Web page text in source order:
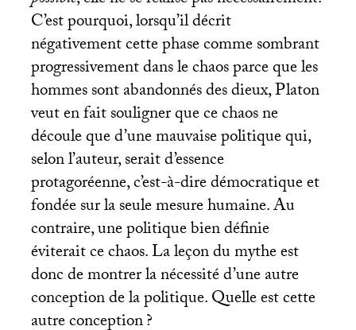
C’est pourquoi, lorsqu’il décrit
négativement cette phase comme sombrant
progressivement dans le chaos parce que les
hommes sont abandonnés des dieux, Platon
veut en fait souligner que ce chaos ne
découle que d’une mauvaise politique qui,
selon l’auteur, serait d’essence
protagoréenne, c’est-à-dire démocratique et
fondée sur la seule mesure humaine. Au
contraire, une politique bien définie
éviterait ce chaos. La leçon du mythe est
donc de montrer la nécessité d’une autre
conception de la politique. Quelle est cette
autre conception?